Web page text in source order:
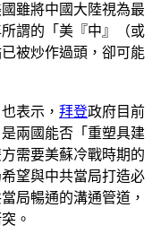
雖將中國大陸視為最
謂的「美『中』（或
被炒作過頭，卻可能
表示， 拜登政府目前
兩國能否「重塑具建
需要美蘇冷戰時期的
望與中共當局打造必
局暢通的溝通管道，
。